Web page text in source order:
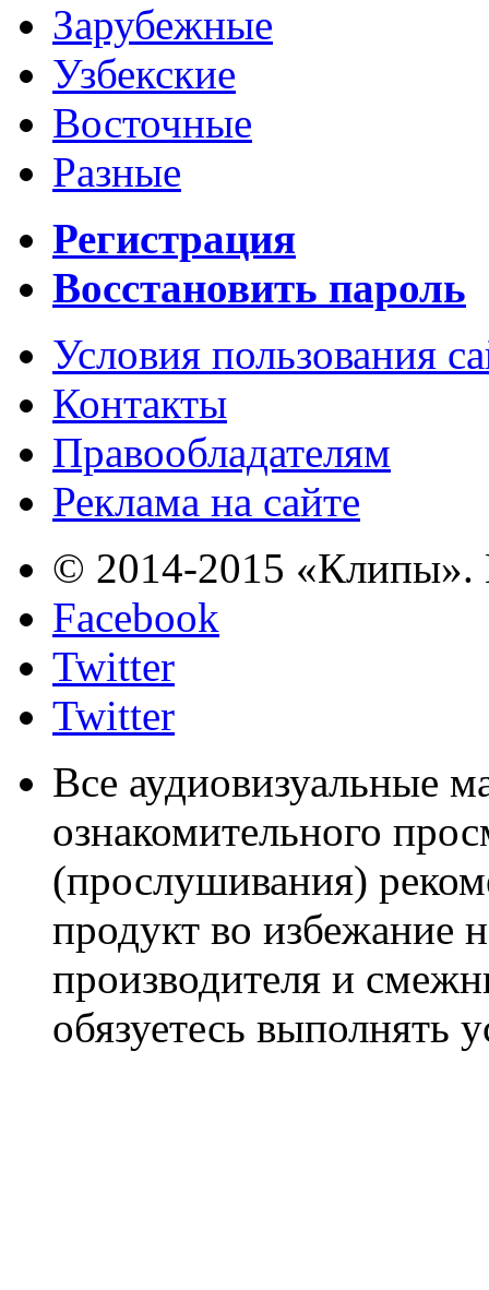
Зарубежные
Узбекские
Восточные
Разные
Регистрация
Восстановить пароль
Условия пользования
Контакты
Правообладателям
Реклама на сайте
© 2014-2015 «Клипы».
Facebook
Twitter
Twitter
Все аудиовизуальные
ознакомительного
(прослушивания)
продукт во избежание
производителя и
обязуетесь выполнять